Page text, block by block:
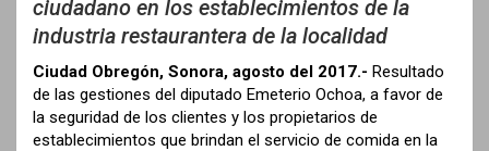
ciudadano en los establecimientos de la
industria restaurantera de la localidad
Ciudad Obregón, Sonora, agosto del 2017.- Resultado
de las gestiones del diputado Emeterio Ochoa, a favor de
la seguridad de los clientes y los propietarios de
establecimientos que brindan el servicio de comida en la